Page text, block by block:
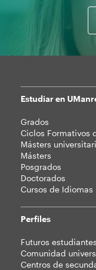
Mapa
web
Estudiar en
Grados
Ciclos Formativos
Másters
Másters
Posgrados
Doctorados
Cursos de Idiomas
Perfiles
Futuros estudiantes
Comunidad
Centros de